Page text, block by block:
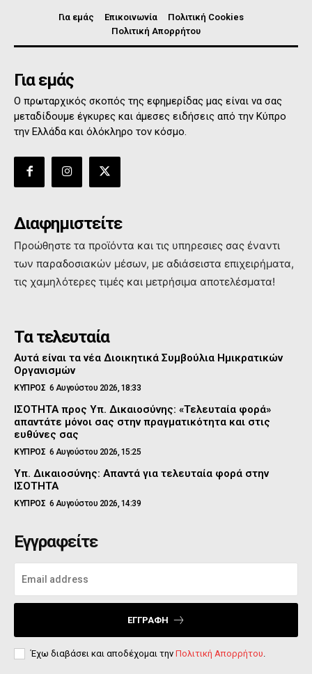
Για εμάς Επικοινωνία
Πολιτική Cookies
Πολιτική Απορρήτου
Για εμάς
Ο πρωταρχικός σκοπός της εφημερίδας μας είναι να σας
μεταδίδουμε έγκυρες και άμεσες ειδήσεις από την Κύπρο
την Ελλάδα και όλόκληρο τον κόσμο.
Διαφημιστείτε
Προώθηστε τα προϊόντα και τις υπηρεσιες σας έναντι
των παραδοσιακών μέσων, με αδιάσειστα επιχειρήματα,
τις χαμηλότερες τιμές και μετρήσιμα αποτελέσματα!
Τα τελευταία
Αυτά είναι τα νέα Διοικητικά Συμβούλια Ημικρατικών
Οργανισμών
ΚΥΠΡΟΣ 6 Αυγούστου 2026, 18:33
ΙΣΟΤΗΤΑ προς Υπ. Δικαιοσύνης: «Τελευταία φορά»
απαντάτε μόνοι σας στην πραγματικότητα και στις
ευθύνες σας
ΚΥΠΡΟΣ 6 Αυγούστου 2026, 15:25
Υπ. Δικαιοσύνης: Απαντά για τελευταία φορά στην
ΙΣΟΤΗΤΑ
ΚΥΠΡΟΣ 6 Αυγούστου 2026, 14:39
Εγγραφείτε
ΕΓΓΡΑΦΉ
Έχω διαβάσει και αποδέχομαι την Πολιτική Απορρήτου